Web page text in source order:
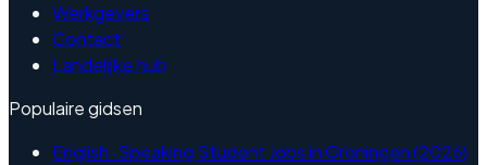
Werkgevers
Contact
Landelijke hub
Populaire gidsen
English-Speaking Student Jobs in Groningen (2026)